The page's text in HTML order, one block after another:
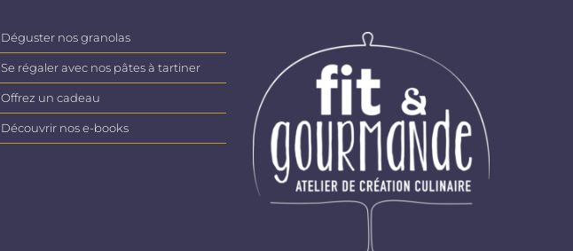
Déguster nos granolas
Se régaler avec nos pâtes à tartiner
Offrez un cadeau
Découvrir nos e-books